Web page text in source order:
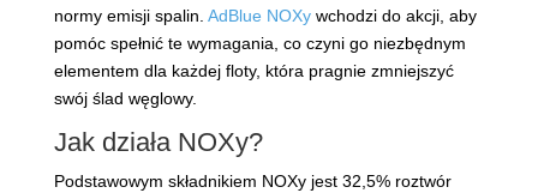
normy emisji spalin. AdBlue NOXywchodzi do akcji, aby
pomóc spełnić te wymagania, co czyni go niezbędnym
elementem dla każdej floty, która pragnie zmniejszyć
swój ślad węglowy.
Jak działa NOXy?
Podstawowym składnikiem NOXy jest 32,5% roztwór